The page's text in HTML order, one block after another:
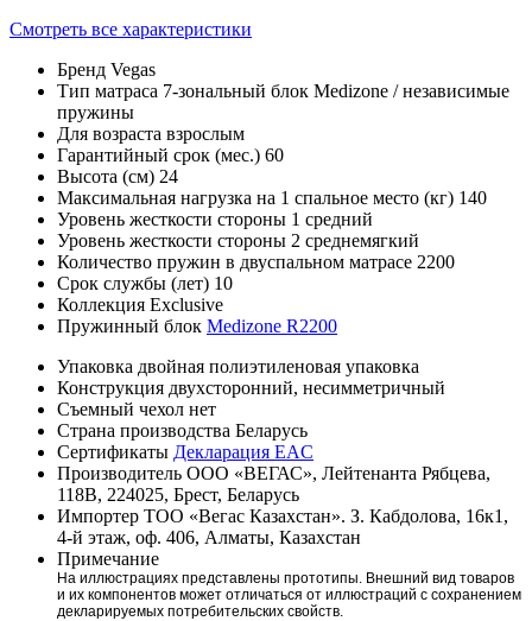
Смотреть все характеристики
Бренд Vegas
Тип матраса 7-зональный блок Medizone / независимые
пружины
Для возраста взрослым
Гарантийный срок (мес.) 60
Высота (см) 24
Максимальная нагрузка на 1 спальное место (кг) 140
Уровень жесткости стороны 1 средний
Уровень жесткости стороны 2 среднемягкий
Количество пружин в двуспальном матрасе 2200
Срок службы (лет) 10
Коллекция Exclusive
Пружинный блок Medizone R2200
Упаковка двойная полиэтиленовая упаковка
Конструкция двухсторонний, несимметричный
Съемный чехол нет
Страна производства Беларусь
Сертификаты Декларация EAC
Производитель ООО «ВЕГАС», Лейтенанта Рябцева,
118В, 224025, Брест, Беларусь
Импортер ТОО «Вегас Казахстан». З. Кабдолова, 16к1,
4-й этаж, оф. 406, Алматы, Казахстан
Примечание
На иллюстрациях представлены прототипы. Внешний вид товаров
и их компонентов может отличаться от иллюстраций с сохранением
декларируемых потребительских свойств.